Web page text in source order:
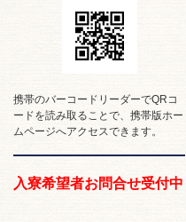
携帯のバーコードリーダーでQRコ
ードを読み取ることで、携帯版ホー
ムページへアクセスできます。
入寮希望者お問合せ受付中